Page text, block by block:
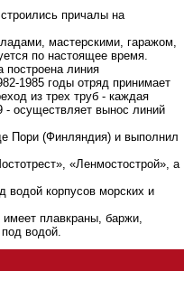
причалы на
мастерскими, гаражом,
по настоящее время.
построена линия
1985 годы отряд принимает
из трех труб - каждая
- осуществляет вынос линий
Пори (Финляндия) и выполнил
«Ленмостострой», а
водой корпусов морских и
плавкраны, баржи,
водой.